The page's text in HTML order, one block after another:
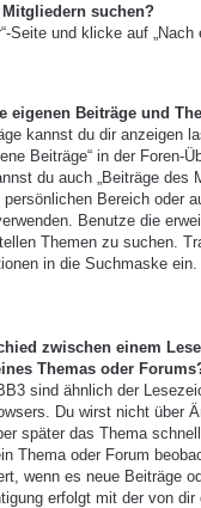
suchen?
Seite und klicke auf „Nach
eigenen Beiträge und
kannst du dir anzeigen
Beiträge“ in der Foren-
du auch „Beiträge des
persönlichen Bereich oder
Benutze die
Themen zu suchen.
in die Suchmaske ein.
zwischen einem
Themas oder
sind ähnlich der
Du wirst nicht über
später das Thema
Thema oder Forum
wenn es neue Beiträge
erfolgt mit der von dir